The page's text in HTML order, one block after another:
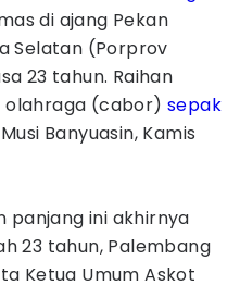
di ajang Pekan
Selatan (Porprov
23 tahun. Raihan
olahraga (cabor) sepak
Banyuasin, Kamis
panjang ini akhirnya
23 tahun, Palembang
Ketua Umum Askot